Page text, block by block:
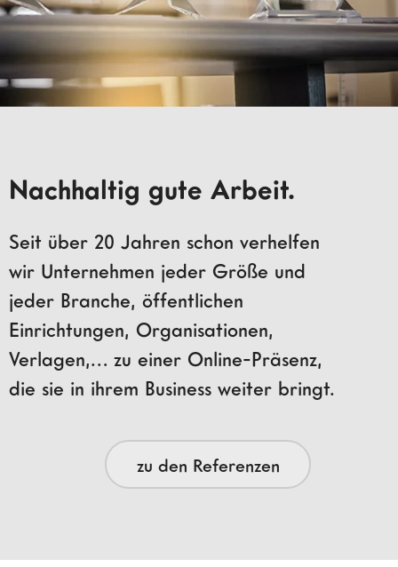
Nachhaltig gute Arbeit.
Seit über 20 Jahren schon verhelfen
wir Unternehmen jeder Größe und
jeder Branche, öffentlichen
Einrichtungen, Organisationen,
Verlagen,… zu einer Online-Präsenz,
die sie in ihrem Business weiter bringt.
zu den Referenzen